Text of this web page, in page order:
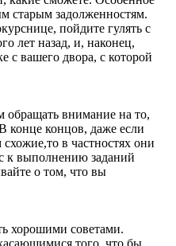
старым задолженностям.
пойдите гулять с
лет назад, и, наконец,
с вашего двора, с которой
обращать внимание на то,
конце концов, даже если
в частностях они
к выполнению заданий
о том, что вы
хорошими советами.
того, что бы